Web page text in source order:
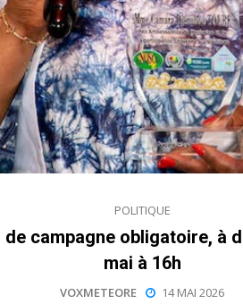
POLITIQUE
de campagne obligatoire, à
mai à 16h
VOXMETEORE 14 MAI 2026